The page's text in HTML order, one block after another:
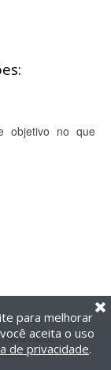
objetivo no que
reservados.
para melhorar
aceita o uso
de privacidade.